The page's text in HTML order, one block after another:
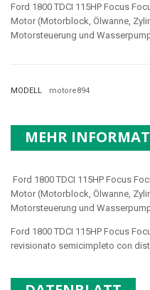
Ford 1800 TDCI 115HP Focus
Motor (Motorblock, Ölwanne,
Motorsteuerung und
MODELL motore894
MEHR
Ford 1800 TDCI 115HP Focus
Motor (Motorblock, Ölwanne,
Motorsteuerung und
Ford 1800 TDCI 115HP Focus
revisionato semicimpleto con